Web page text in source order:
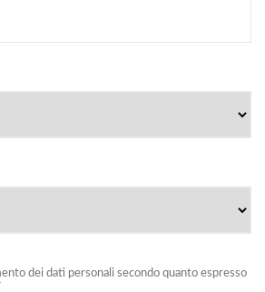
dei dati personali secondo quanto espresso